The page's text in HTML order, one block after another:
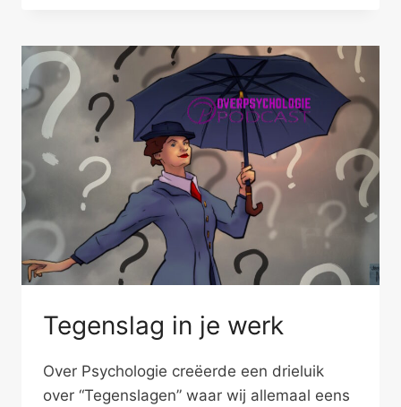
ANDER
Tegenslag in je werk
Over Psychologie creëerde een drieluik
over “Tegenslagen” waar wij allemaal eens